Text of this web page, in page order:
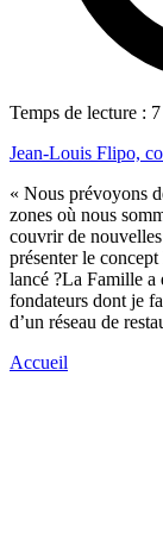
Temps de lecture :
Jean-Louis Flipo,
« Nous prévoyons
zones où nous
couvrir de
présenter le
lancé ?La Famille a
fondateurs dont je
d’un réseau de
Accueil